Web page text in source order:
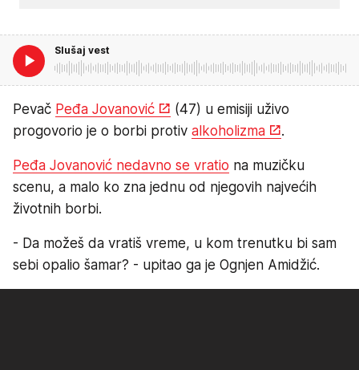
Slušaj vest
Pevač Peđa Jovanović
(47) u emisiji uživo
progovorio je o borbi protiv alkoholizma .
Peđa Jovanović nedavno se vratio na muzičku
scenu, a malo ko zna jednu od njegovih najvećih
životnih borbi.
- Da možeš da vratiš vreme, u kom trenutku bi sam
sebi opalio šamar? - upitao ga je Ognjen Amidžić.